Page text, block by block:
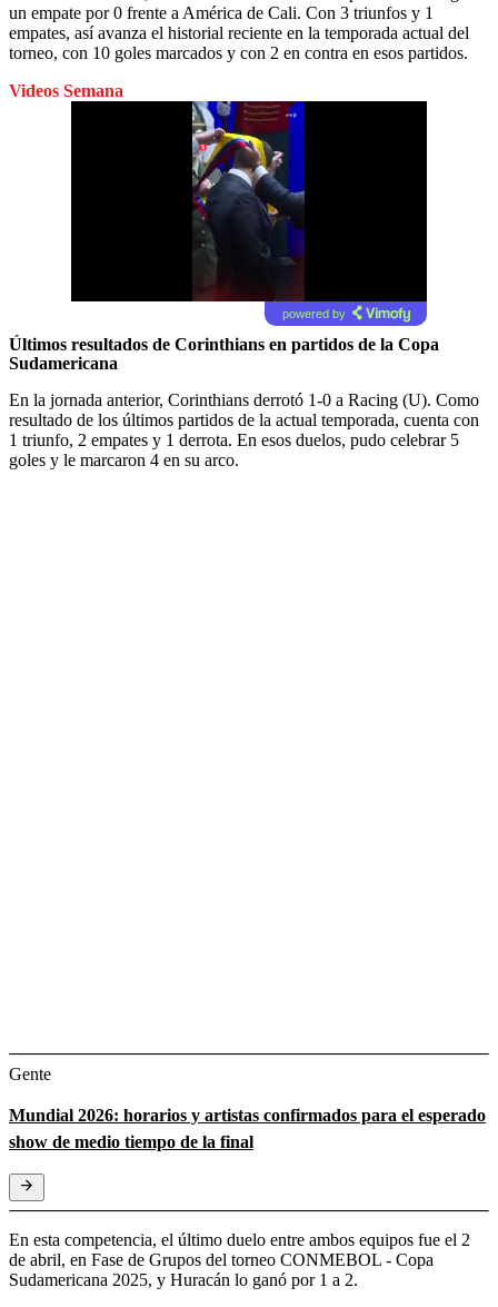
un empate por 0 frente a América de Cali. Con 3 triunfos y 1
empates, así avanza el historial reciente en la temporada actual del
torneo, con 10 goles marcados y con 2 en contra en esos partidos.
Videos Semana
powered by
Últimos resultados de Corinthians en partidos de la Copa
Sudamericana
En la jornada anterior, Corinthians derrotó 1-0 a Racing (U). Como
resultado de los últimos partidos de la actual temporada, cuenta con
1 triunfo, 2 empates y 1 derrota. En esos duelos, pudo celebrar 5
goles y le marcaron 4 en su arco.
Gente
Mundial 2026: horarios y artistas confirmados para el esperado
show de medio tiempo de la final
En esta competencia, el último duelo entre ambos equipos fue el 2
de abril, en Fase de Grupos del torneo CONMEBOL - Copa
Sudamericana 2025, y Huracán lo ganó por 1 a 2.